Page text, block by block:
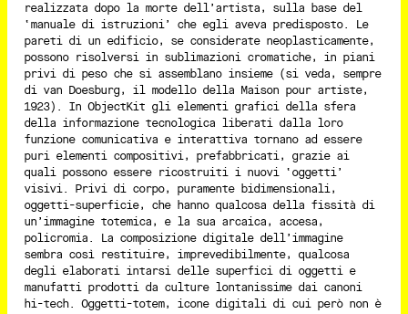
realizzata dopo la morte dell’artista, sulla base del
‘manuale di istruzioni’ che egli aveva predisposto. Le
pareti di un edificio, se considerate neoplasticamente,
possono risolversi in sublimazioni cromatiche, in piani
privi di peso che si assemblano insieme (si veda, sempre
di van Doesburg, il modello della Maison pour artiste,
1923). In ObjectKit gli elementi grafici della sfera
della informazione tecnologica liberati dalla loro
funzione comunicativa e interattiva tornano ad essere
puri elementi compositivi, prefabbricati, grazie ai
quali possono essere ricostruiti i nuovi ‘oggetti’
visivi. Privi di corpo, puramente bidimensionali,
oggetti-superficie, che hanno qualcosa della fissità di
un’immagine totemica, e la sua arcaica, accesa,
policromia. La composizione digitale dell’immagine
sembra così restituire, imprevedibilmente, qualcosa
degli elaborati intarsi delle superfici di oggetti e
manufatti prodotti da culture lontanissime dai canoni
hi-tech. Oggetti-totem, icone digitali di cui però non è